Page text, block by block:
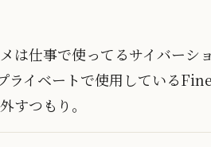
は仕事で使ってるサイバーシ
イベートで使用している
すつもり。